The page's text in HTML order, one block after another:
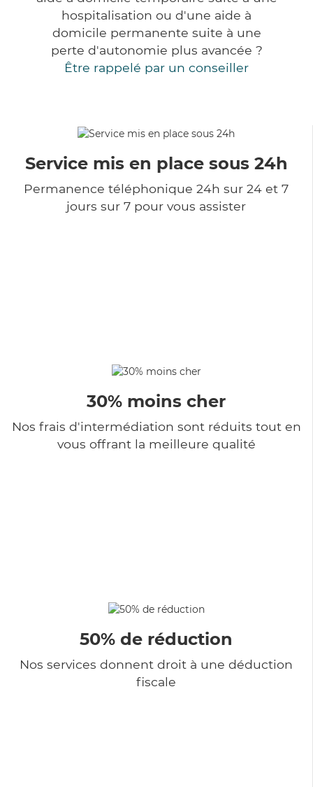
hospitalisation ou d'une aide à
domicile permanente suite à une
perte d'autonomie plus avancée ?
Être rappelé par un conseiller
Service mis en place sous 24h
Permanence téléphonique 24h sur 24 et 7
jours sur 7 pour vous assister
30% moins cher
Nos frais d'intermédiation sont réduits tout en
vous offrant la meilleure qualité
50% de réduction
Nos services donnent droit à une déduction
fiscale